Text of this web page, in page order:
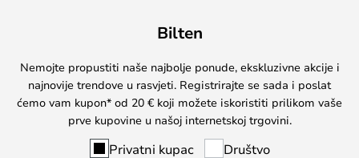
Bilten
Nemojte propustiti naše najbolje ponude, ekskluzivne akcije i
najnovije trendove u rasvjeti. Registrirajte se sada i poslat
ćemo vam kupon* od 20 € koji možete iskoristiti prilikom vaše
prve kupovine u našoj internetskoj trgovini.
Privatni kupac Društvo